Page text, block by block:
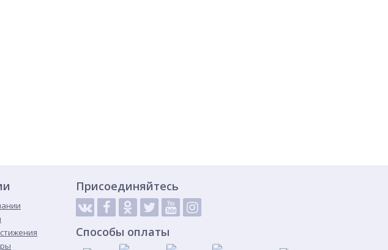
Присоединяйтесь
Способы оплаты